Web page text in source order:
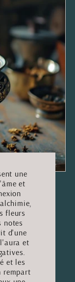
une
et
fleurs
notes
d'une
et
et les
rempart